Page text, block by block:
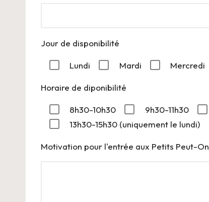
Jour de disponibilité
Lundi Mardi Mercredi
Horaire de diponibilité
8h30-10h30 9h30-11h30
13h30-15h30 (uniquement le lundi)
Motivation pour l'entrée aux Petits Peut-On